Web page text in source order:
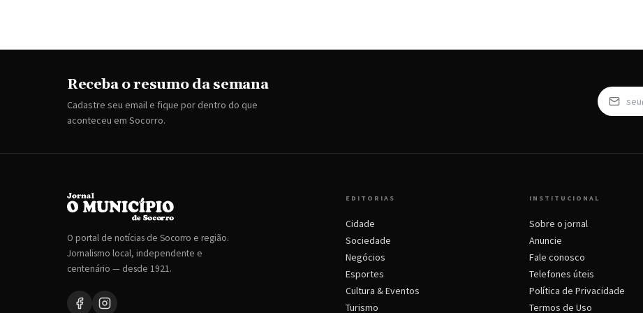
Receba o resumo da semana
Cadastre seu email e fique por dentro do que
aconteceu em Socorro.
O portal de notícias de Socorro e região.
Jornalismo local, independente e
centenário — desde 1921.
EDITORIAS
Cidade
Sociedade
Negócios
Esportes
Cultura & Eventos
Turismo
INSTITUCIONAL
Sobre o jornal
Anuncie
Fale conosco
Telefones úteis
Política de Privacidade
Termos de Uso